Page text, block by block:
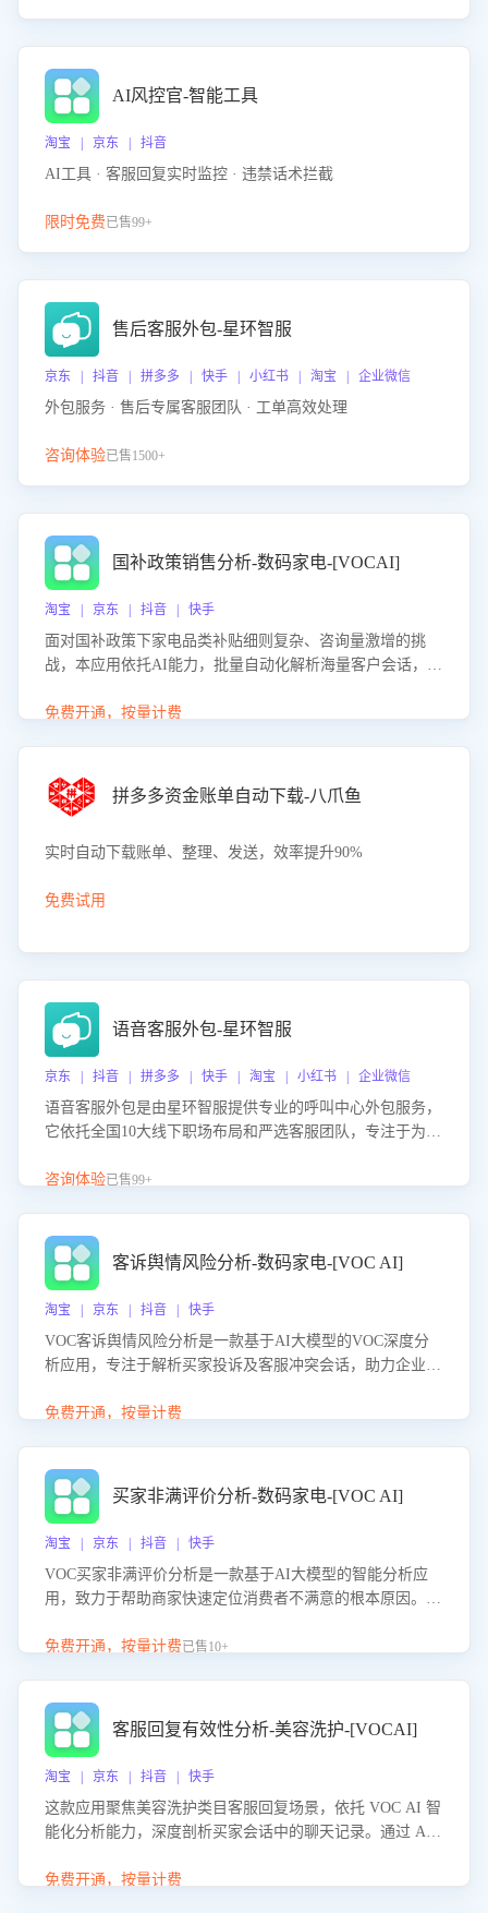
AI风控官-智能工具
淘宝 | 京东 | 抖音
AI工具 · 客服回复实时监控 · 违禁话术拦截
限时免费已售99+
售后客服外包-星环智服
京东 | 抖音 | 拼多多 | 快手 | 小红书 | 淘宝 | 企业微信
外包服务 · 售后专属客服团队 · 工单高效处理
咨询体验已售1500+
国补政策销售分析-数码家电-[VOCAI]
淘宝 | 京东 | 抖音 | 快手
面对国补政策下家电品类补贴细则复杂、咨询量激增的挑
战，本应用依托AI能力，批量自动化解析海量客户会话，精
购买意向，深度洞察决策动因。同时全面评估客服团队政策
度、客服转化能力及销售业绩。
免费开通，按量计费
拼多多资金账单自动下载-八爪鱼
实时自动下载账单、整理、发送，效率提升90%
免费试用
语音客服外包-星环智服
京东 | 抖音 | 拼多多 | 快手 | 淘宝 | 小红书 | 企业微信
语音客服外包是由星环智服提供专业的呼叫中心外包服务，
它依托全国10大线下职场布局和严选客服团队，专注于为企
客服团队和智能工具提升语音客服服务效率和质量，帮助企
咨询体验已售99+
客诉舆情风险分析-数码家电-[VOC AI]
淘宝 | 京东 | 抖音 | 快手
VOC客诉舆情风险分析是一款基于AI大模型的VOC深度分
析应用，专注于解析买家投诉及客服冲突会话，助力企业精
别客户情绪、归因争议根源，并客观评估客服应对合理性与
能力，阻断差评扩散，维护品牌声誉，实现客户满意度的持
续提升。
免费开通，按量计费
买家非满评价分析-数码家电-[VOC AI]
淘宝 | 京东 | 抖音 | 快手
VOC买家非满评价分析是一款基于AI大模型的智能分析应
用，致力于帮助商家快速定位消费者不满意的根本原因。该
客服原因或其它部门原因，明确责任归属，提供可落地的改
改，有效提升客户满意度和店铺整体服务质量。
免费开通，按量计费已售10+
客服回复有效性分析-美容洗护-[VOCAI]
淘宝 | 京东 | 抖音 | 快手
这款应用聚焦美容洗护类目客服回复场景，依托 VOC AI 智
能化分析能力，深度剖析买家会话中的聊天记录。通过 AI
答的有效性与完整性，输出针对性改进策略，助力商家快速
免费开通，按量计费